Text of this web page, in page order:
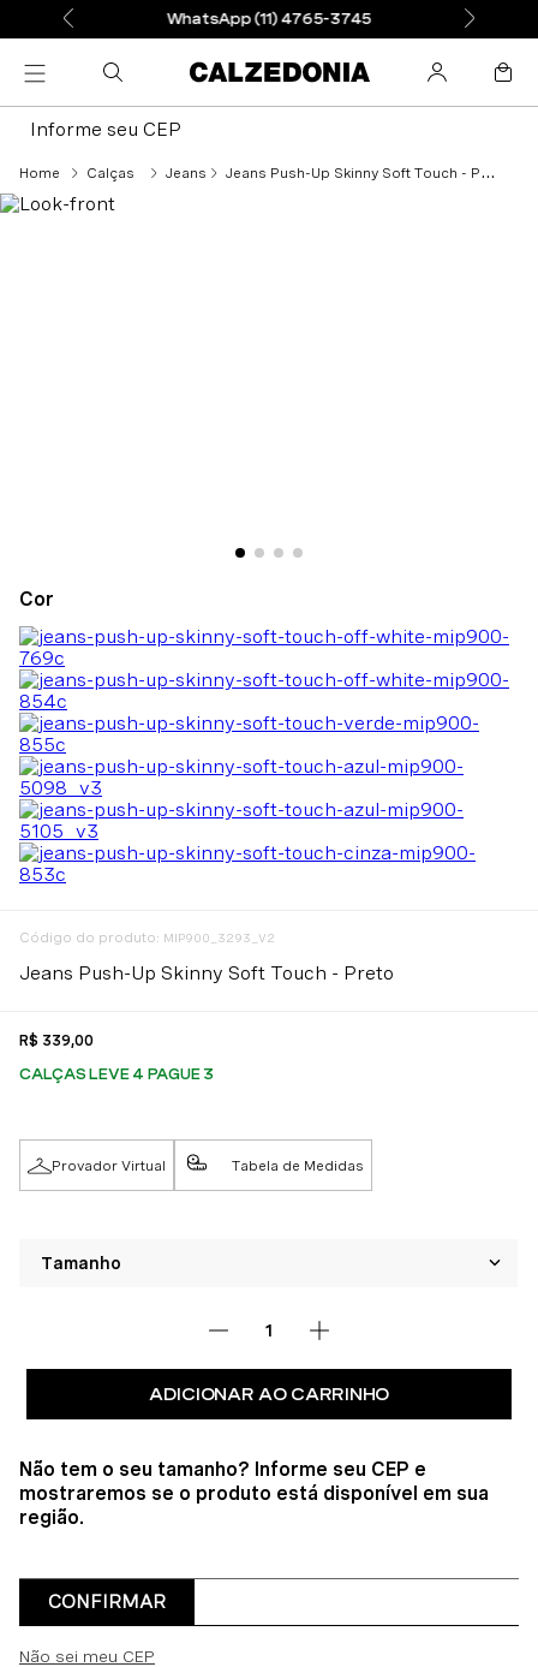
WhatsApp (11) 4765-3745
Informe seu CEP
Calças Jeans Jeans Push-Up Skinny Soft Touch - Preto
: MIP900_3293_V2
Jeans Push-Up Skinny Soft Touch - Preto
R$ 339,00
CALÇAS LEVE 4 PAGUE 3
Provador Virtual Tabela de Medidas
ADICIONAR AO CARRINHO
Não tem o seu tamanho? Informe seu CEP e
mostraremos se o produto está disponível em sua
região.
CONFIRMAR
Não sei meu CEP